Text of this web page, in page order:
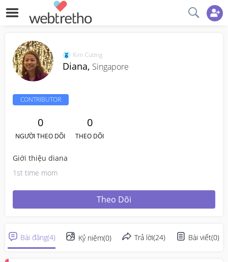
Kim Cương
Diana, Singapore
CONTRIBUTOR
0
NGƯỜI THEO DÕI
0
THEO DÕI
Giới thiệu diana
1st time mom
Theo Dõi
Bài đăng(4) Kỷ niệm(0) Trả lời(24) Bài viết(0)